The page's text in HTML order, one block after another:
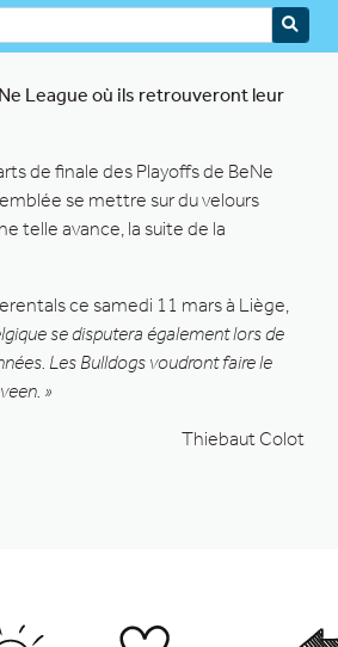
League où ils retrouveront leur
de finale des Playoffs de BeNe
se mettre sur du velours
telle avance, la suite de la
ce samedi 11 mars à Liège,
se disputera également lors de
Les Bulldogs voudront faire le
»
Thiebaut Colot